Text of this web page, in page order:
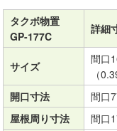
タクボ物置
GP-177C
詳細
サイズ
間口
（
開口寸法
間口
屋根周り寸法
間口